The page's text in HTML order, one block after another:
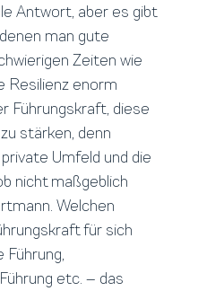
Antwort, aber es gibt
man gute
Zeiten wie
Resilienz enorm
Führungskraft, diese
stärken, denn
Umfeld und die
nicht maßgeblich
Welchen
für sich
etc. – das